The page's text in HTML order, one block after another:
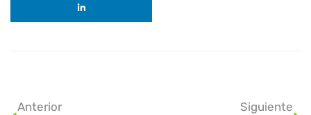
Anterior Siguiente